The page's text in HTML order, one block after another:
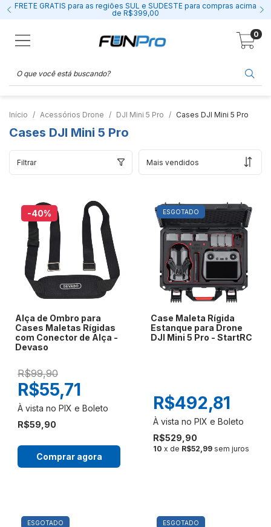
FRETE GRÁTIS para as regiões SUL e SUDESTE para compras acima
de R$399,00
0
Início Acessórios Drone DJI Mini 5 Pro Cases DJI Mini 5 Pro
Cases DJI Mini 5 Pro
Filtrar
-40%
Alça de Ombro para
Cases Maletas Rígidas
com Conector de Alça -
Devaso
R$99,90
R$59,90
R$55,71
Comprar agora
ESGOTADO
Case Maleta Rígida
Estanque para Drone
DJI Mini 5 Pro - StartRC
R$529,90
R$492,81
10 x de R$52,99 sem juros
ESGOTADO ESGOTADO